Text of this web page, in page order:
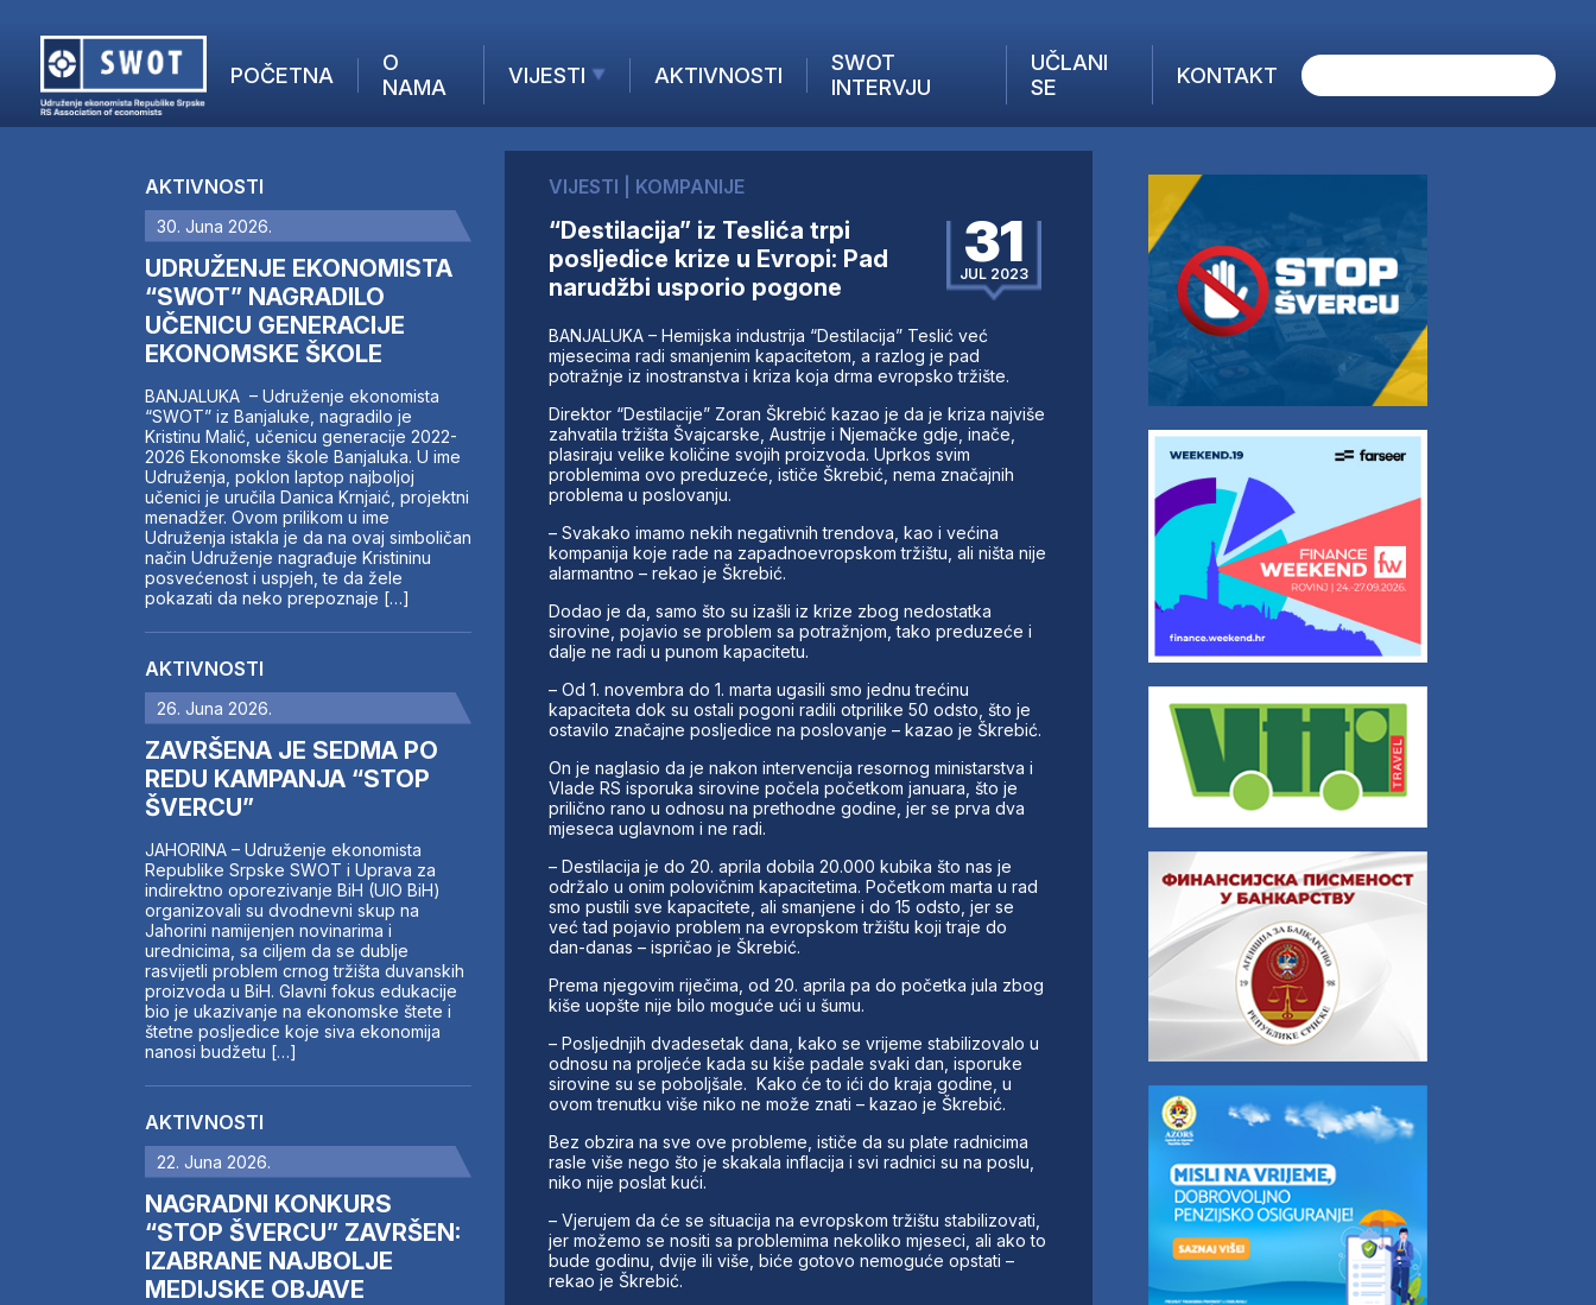
POČETNA
O
NAMA
VIJESTI
AKTUELNO
KOMPANIJE
FINANSIJE
IZ STRANIH MEDIJA
AKTIVNOSTI
SWOT
INTERVJU
UČLANI
SE
KONTAKT
AKTUELNO
ANALIZE
KOMPANIJE
FINANSIJE
IZ STRANIH MEDIJA
AKTIVNOSTI
SWOT INTERVJU
UČLANI SE
KONTAKT
AKTIVNOSTI
30. Juna 2026.
UDRUŽENJE EKONOMISTA
“SWOT” NAGRADILO
UČENICU GENERACIJE
EKONOMSKE ŠKOLE
BANJALUKA – Udruženje ekonomista
“SWOT” iz Banjaluke, nagradilo je
Kristinu Malić, učenicu generacije 2022-
2026 Ekonomske škole Banjaluka. U ime
Udruženja, poklon laptop najboljoj
učenici je uručila Danica Krnjaić, projektni
menadžer. Ovom prilikom u ime
Udruženja istakla je da na ovaj simboličan
način Udruženje nagrađuje Kristininu
posvećenost i uspjeh, te da žele
pokazati da neko prepoznaje […]
AKTIVNOSTI
26. Juna 2026.
ZAVRŠENA JE SEDMA PO
REDU KAMPANJA “STOP
ŠVERCU”
JAHORINA – Udruženje ekonomista
Republike Srpske SWOT i Uprava za
indirektno oporezivanje BiH (UIO BiH)
organizovali su dvodnevni skup na
Jahorini namijenjen novinarima i
urednicima, sa ciljem da se dublje
rasvijetli problem crnog tržišta duvanskih
proizvoda u BiH. Glavni fokus edukacije
bio je ukazivanje na ekonomske štete i
štetne posljedice koje siva ekonomija
nanosi budžetu […]
AKTIVNOSTI
22. Juna 2026.
NAGRADNI KONKURS
“STOP ŠVERCU” ZAVRŠEN:
IZABRANE NAJBOLJE
MEDIJSKE OBJAVE
VIJESTI KOMPANIJE
“Destilacija” iz Teslića trpi
posljedice krize u Evropi: Pad
narudžbi usporio pogone
31
JUL 2023
BANJALUKA – Hemijska industrija “Destilacija” Teslić već
mjesecima radi smanjenim kapacitetom, a razlog je pad
potražnje iz inostranstva i kriza koja drma evropsko tržište.
Direktor “Destilacije” Zoran Škrebić kazao je da je kriza najviše
zahvatila tržišta Švajcarske, Austrije i Njemačke gdje, inače,
plasiraju velike količine svojih proizvoda. Uprkos svim
problemima ovo preduzeće, ističe Škrebić, nema značajnih
problema u poslovanju.
– Svakako imamo nekih negativnih trendova, kao i većina
kompanija koje rade na zapadnoevropskom tržištu, ali ništa nije
alarmantno – rekao je Škrebić.
Dodao je da, samo što su izašli iz krize zbog nedostatka
sirovine, pojavio se problem sa potražnjom, tako preduzeće i
dalje ne radi u punom kapacitetu.
– Od 1. novembra do 1. marta ugasili smo jednu trećinu
kapaciteta dok su ostali pogoni radili otprilike 50 odsto, što je
ostavilo značajne posljedice na poslovanje – kazao je Škrebić.
On je naglasio da je nakon intervencija resornog ministarstva i
Vlade RS isporuka sirovine počela početkom januara, što je
prilično rano u odnosu na prethodne godine, jer se prva dva
mjeseca uglavnom i ne radi.
– Destilacija je do 20. aprila dobila 20.000 kubika što nas je
održalo u onim polovičnim kapacitetima. Početkom marta u rad
smo pustili sve kapacitete, ali smanjene i do 15 odsto, jer se
već tad pojavio problem na evropskom tržištu koji traje do
dan-danas – ispričao je Škrebić.
Prema njegovim riječima, od 20. aprila pa do početka jula zbog
kiše uopšte nije bilo moguće ući u šumu.
– Posljednjih dvadesetak dana, kako se vrijeme stabilizovalo u
odnosu na proljeće kada su kiše padale svaki dan, isporuke
sirovine su se poboljšale. Kako će to ići do kraja godine, u
ovom trenutku više niko ne može znati – kazao je Škrebić.
Bez obzira na sve ove probleme, ističe da su plate radnicima
rasle više nego što je skakala inflacija i svi radnici su na poslu,
niko nije poslat kući.
– Vjerujem da će se situacija na evropskom tržištu stabilizovati,
jer možemo se nositi sa problemima nekoliko mjeseci, ali ako to
bude godinu, dvije ili više, biće gotovo nemoguće opstati –
rekao je Škrebić.